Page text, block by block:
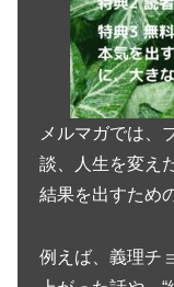
メルマガでは、
談、人生を変え
結果を出すため
例えば、義理チ